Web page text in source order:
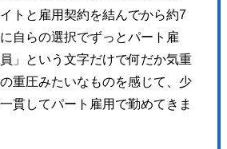
トと雇用契約を結んでから約7
自らの選択でずっとパート雇
」という文字だけで何だか気重
重圧みたいなものを感じて、少
貫してパート雇用で勤めてきま
ja_JP/sdk.js#xfbml=1&version=v2.7";
fjs);